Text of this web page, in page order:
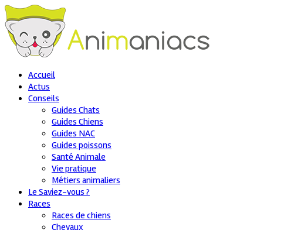
Accueil
Actus
Conseils
Guides Chats
Guides Chiens
Guides NAC
Guides poissons
Santé Animale
Vie pratique
Métiers animaliers
Le Saviez-vous ?
Races
Races de chiens
Chevaux